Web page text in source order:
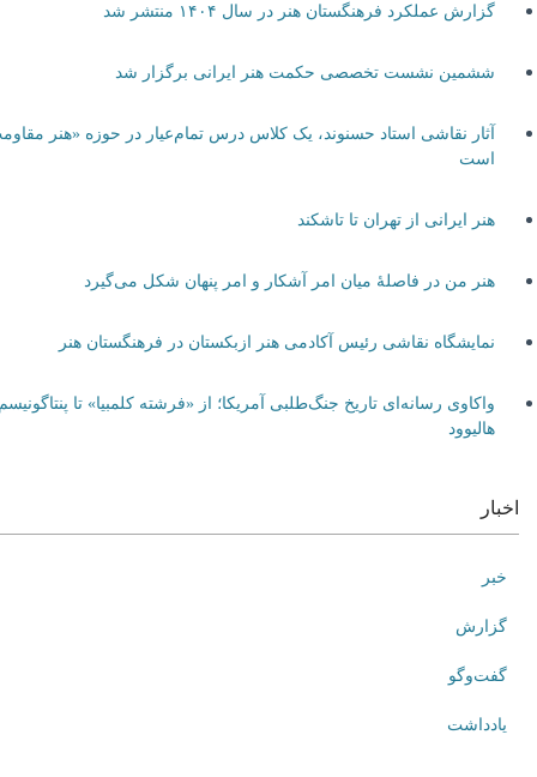
گزارش عملکرد فرهنگستان هنر در سال ۱۴۰۴ منتشر شد
ششمین نشست تخصصی حکمت هنر ایرانی برگزار شد
آثار نقاشی استاد حسنوند، یک کلاس درس تمام‌عیار در حوزه «هنر
است
هنر ایرانی از تهران تا تاشکند
هنر من در فاصلۀ میان امر آشکار و امر پنهان شکل می‌گیرد
نمایشگاه نقاشی رئیس آکادمی هنر ازبکستان در فرهنگستان هنر
واکاوی رسانه‌ای تاریخ جنگ‌طلبی آمریکا؛ از «فرشته کلمبیا» تا پنتاگونیسم
هالیوود
اخبار
خبر
گزارش
گفت‌وگو
یادداشت